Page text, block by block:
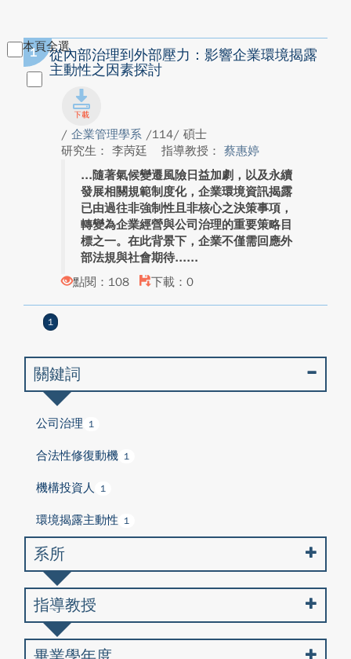
本頁全選
1
從內部治理到外部壓力：影響企業環境揭露
主動性之因素探討
/ 企業管理學系 /114/ 碩士
研究生： 李苪廷
指導教授： 蔡惠婷
隨著氣候變遷風險日益加劇，以及永續
發展相關規範制度化，企業環境資訊揭露
已由過往非強制性且非核心之決策事項，
轉變為企業經營與公司治理的重要策略目
標之一。在此背景下，企業不僅需回應外
部法規與社會期待...
點閱：108
下載：0
1
關鍵詞
公司治理 1
合法性修復動機 1
機構投資人 1
環境揭露主動性 1
系所
指導教授